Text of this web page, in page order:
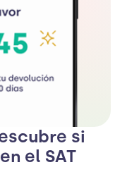
si
el SAT